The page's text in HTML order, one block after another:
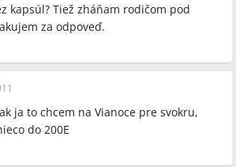
kapsúl? Tiež zháňam rodičom pod
za odpoveď.
ja to chcem na Vianoce pre svokru,
do 200E